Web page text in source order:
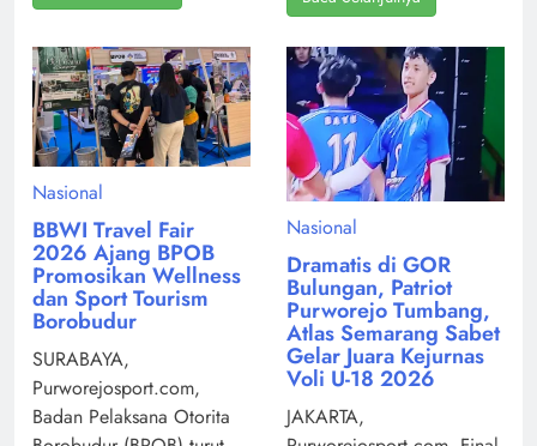
Nasional
BBWI Travel Fair
2026 Ajang BPOB
Promosikan Wellness
dan Sport Tourism
Borobudur
SURABAYA,
Purworejosport.com,
Badan Pelaksana Otorita
Nasional
Dramatis di GOR
Bulungan, Patriot
Purworejo Tumbang,
Atlas Semarang Sabet
Gelar Juara Kejurnas
Voli U-18 2026
JAKARTA,